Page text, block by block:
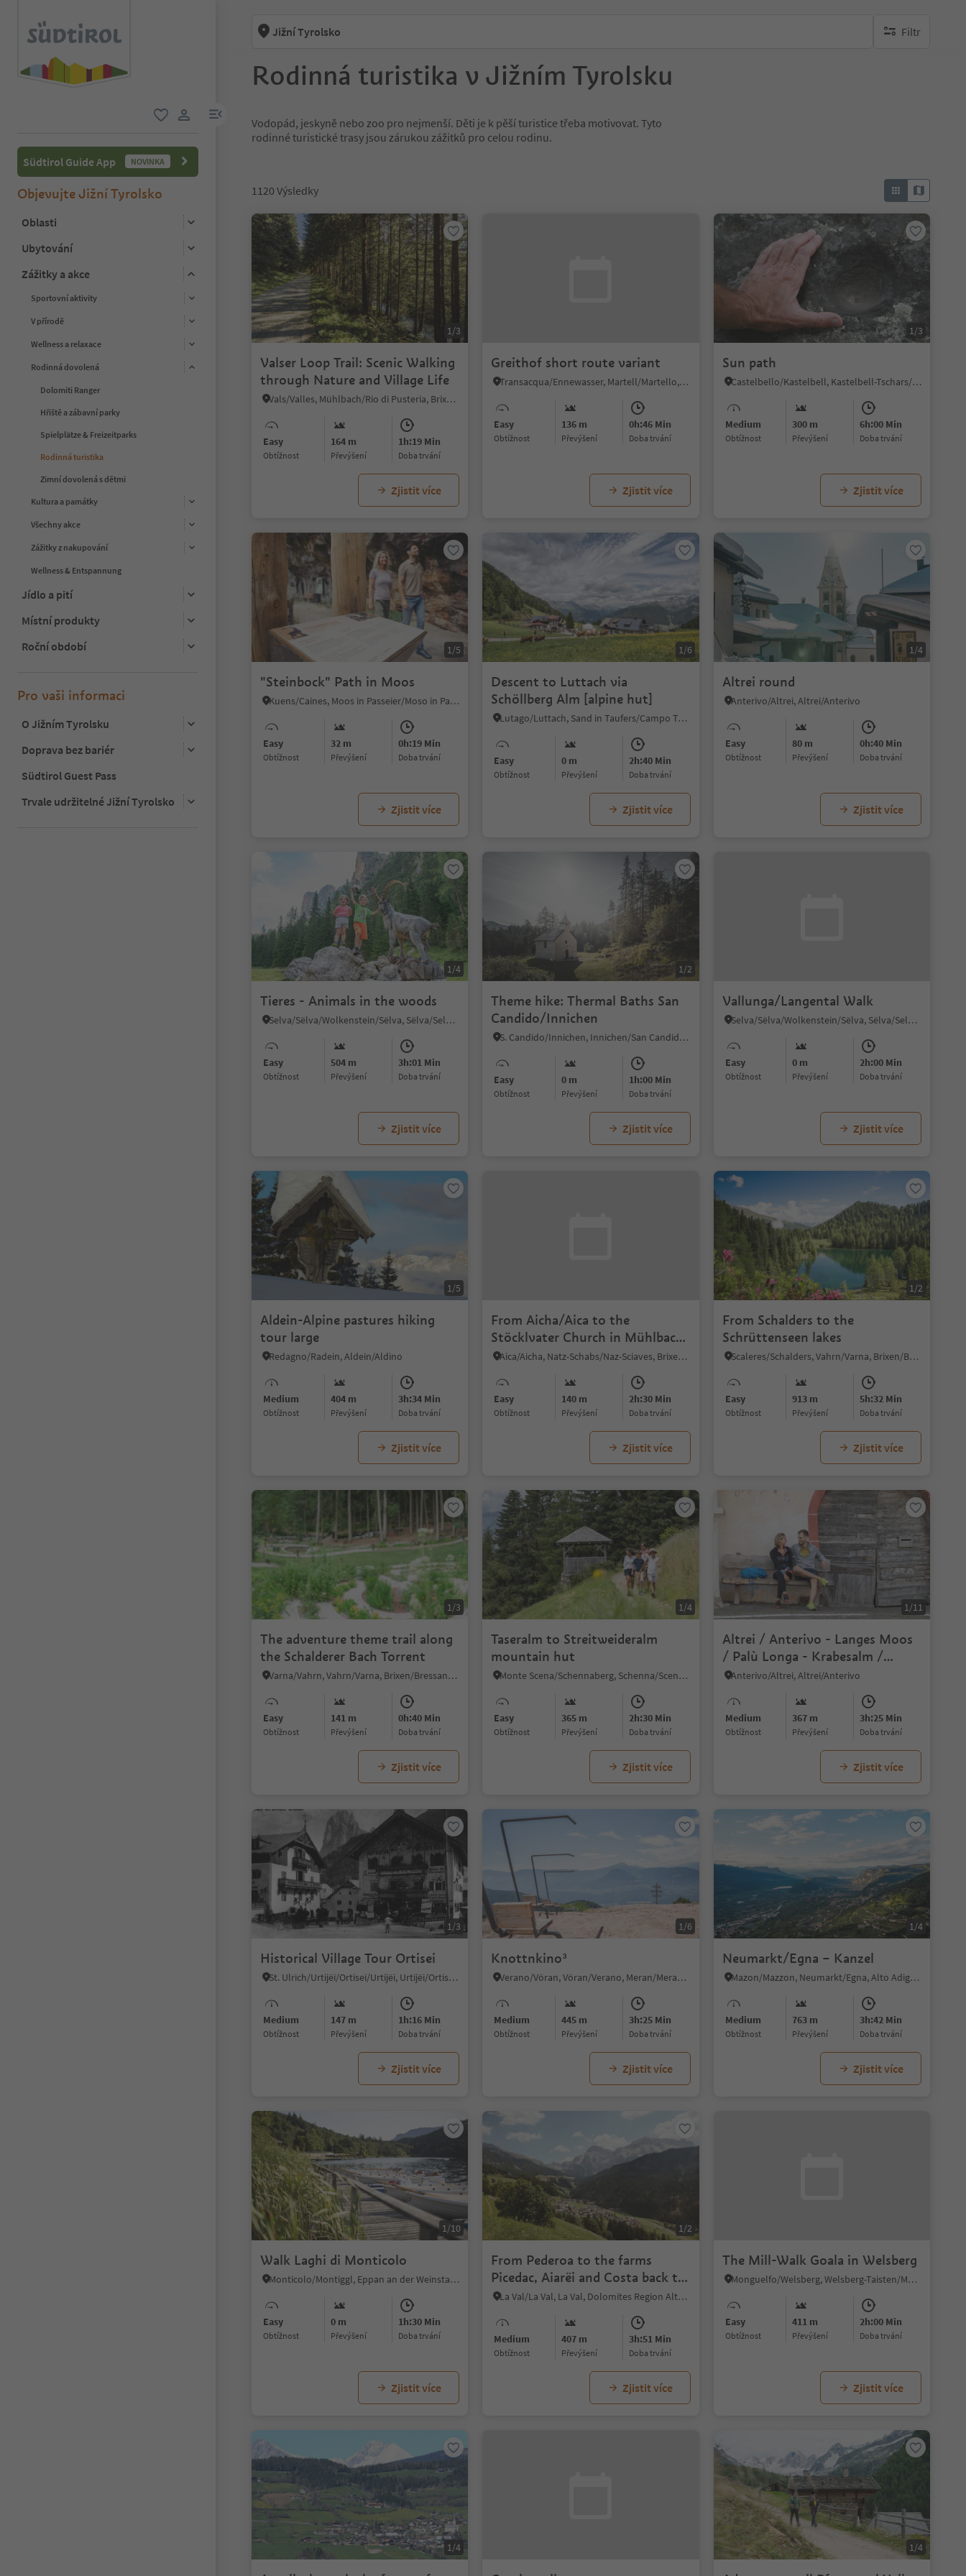
uživatelský odkaz
odkaz na menu
Südtirol Guide App NOVINKA
Objevujte Jižní Tyrolsko
Oblasti
Ubytování
Zážitky a akce
Sportovní aktivity
V přírodě
Wellness a relaxace
Rodinná dovolená
Dolomiti Ranger
Hřiště a zábavní parky
Spielplätze & Freizeitparks
Rodinná turistika
Zimní dovolená s dětmi
Kultura a památky
Všechny akce
Zážitky z nakupování
Wellness & Entspannung
Jídlo a pití
Místní produkty
Roční období
Pro vaši informaci
O Jižním Tyrolsku
Doprava bez bariér
Südtirol Guest Pass
Trvale udržitelné Jižní Tyrolsko
Jižní Tyrolsko Filtr
brak aktywnych
Rodinná turistika v Jižním Tyrolsku
Vodopád, jeskyně nebo zoo pro nejmenší. Děti je k pěší turistice třeba motivovat. Tyto
rodinné turistické trasy jsou zárukou zážitků pro celou rodinu.
1120 Výsledky
1/3
Valser Loop Trail: Scenic Walking
through Nature and Village Life
Vals/Valles, Mühlbach/Rio di Pusteria, Brixen/Bressanone and environs
Easy
Obtížnost
164 m
Převýšení
1h:19 Min
doba trvání
Zjistit více
Greithof short route variant
Transacqua/Ennewasser, Martell/Martello, Vinschgau/Val Venosta
Easy
Obtížnost
136 m
Převýšení
0h:46 Min
doba trvání
Zjistit více
1/3
Sun path
Castelbello/Kastelbell, Kastelbell-Tschars/Castelbello-Ciardes, Vinschgau/Val Venosta
Medium
Obtížnost
300 m
Převýšení
6h:00 Min
doba trvání
Zjistit více
1/5
"Steinbock" Path in Moos
Kuens/Caines, Moos in Passeier/Moso in Passiria, Meran/Merano and environs
Easy
Obtížnost
32 m
Převýšení
0h:19 Min
doba trvání
Zjistit více
1/6
Descent to Luttach via
Schöllberg Alm [alpine hut]
Lutago/Luttach, Sand in Taufers/Campo Tures, Ahrntal/Valle Aurina
Easy
Obtížnost
0 m
Převýšení
2h:40 Min
doba trvání
Zjistit více
1/4
Altrei round
Anterivo/Altrei, Altrei/Anterivo
Easy
Obtížnost
80 m
Převýšení
0h:40 Min
doba trvání
Zjistit více
1/4
Tieres - Animals in the woods
Selva/Sëlva/Wolkenstein/Sëlva, Sëlva/Selva di Val Gardena, Dolomites Region Val Gardena
Easy
Obtížnost
504 m
Převýšení
3h:01 Min
doba trvání
Zjistit více
1/2
Theme hike: Thermal Baths San
Candido/Innichen
S. Candido/Innichen, Innichen/San Candido, Dolomites Region 3 Zinnen
Easy
Obtížnost
0 m
Převýšení
1h:00 Min
doba trvání
Zjistit více
Vallunga/Langental Walk
Selva/Sëlva/Wolkenstein/Sëlva, Sëlva/Selva di Val Gardena, Dolomites Region Val Gardena
Easy
Obtížnost
0 m
Převýšení
2h:00 Min
doba trvání
Zjistit více
1/5
Aldein-Alpine pastures hiking
tour large
Redagno/Radein, Aldein/Aldino
Medium
Obtížnost
404 m
Převýšení
3h:34 Min
doba trvání
Zjistit více
From Aicha/Aica to the
Stöcklvater Church in Mühlbach/
rio di Pusteria
Aica/Aicha, Natz-Schabs/Naz-Sciaves, Brixen/Bressanone and environs
Easy
Obtížnost
140 m
Převýšení
2h:30 Min
doba trvání
Zjistit více
1/2
From Schalders to the
Schrüttenseen lakes
Scaleres/Schalders, Vahrn/Varna, Brixen/Bressanone and environs
Easy
Obtížnost
913 m
Převýšení
5h:32 Min
doba trvání
Zjistit více
1/3
The adventure theme trail along
the Schalderer Bach Torrent
Varna/Vahrn, Vahrn/Varna, Brixen/Bressanone and environs
Easy
Obtížnost
141 m
Převýšení
0h:40 Min
doba trvání
Zjistit více
1/4
Taseralm to Streitweideralm
mountain hut
Monte Scena/Schennaberg, Schenna/Scena, Meran/Merano and environs
Easy
Obtížnost
365 m
Převýšení
2h:30 Min
doba trvání
Zjistit více
1/11
Altrei / Anterivo - Langes Moos
/ Palù Longa - Krabesalm /
Malghette - Ziss Sattel / Passo
Anterivo/Altrei, Altrei/Anterivo
Medium
Obtížnost
367 m
Převýšení
3h:25 Min
doba trvání
Zjistit více
1/3
Historical Village Tour Ortisei
St. Ulrich/Urtijëi/Ortisei/Urtijëi, Urtijëi/Ortisei, Dolomites Region Val Gardena
Medium
Obtížnost
147 m
Převýšení
1h:16 Min
doba trvání
Zjistit více
1/6
Knottnkino³
Verano/Vöran, Vöran/Verano, Meran/Merano and environs
Medium
Obtížnost
445 m
Převýšení
3h:25 Min
doba trvání
Zjistit více
1/4
Neumarkt/Egna – Kanzel
Mazon/Mazzon, Neumarkt/Egna, Alto Adige Wine Road
Medium
Obtížnost
763 m
Převýšení
3h:42 Min
doba trvání
Zjistit více
1/10
Walk Laghi di Monticolo
Monticolo/Montiggl, Eppan an der Weinstaße/Appiano sulla Strada del Vino, Alto Adige Wine Road
Easy
Obtížnost
0 m
Převýšení
1h:30 Min
doba trvání
Zjistit více
1/2
From Pederoa to the farms
Picedac, Aiarëi and Costa back to
Pederoa
La Val/La Val, La Val, Dolomites Region Alta Badia
Medium
Obtížnost
407 m
Převýšení
3h:51 Min
doba trvání
Zjistit více
The Mill-Walk Goala in Welsberg
Monguelfo/Welsberg, Welsberg-Taisten/Monguelfo-Tesido
Easy
Obtížnost
411 m
Převýšení
2h:00 Min
doba trvání
Zjistit více
1/4 1/4